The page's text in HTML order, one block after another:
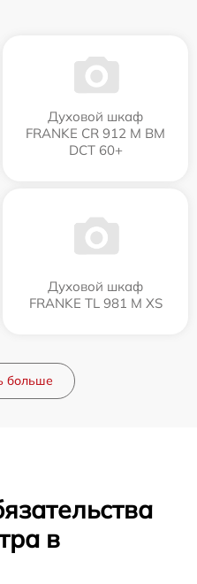
Духовой шкаф
FRANKE CR 912 M BM
DCT 60+
Духовой шкаф
FRANKE TL 981 M XS
больше
в